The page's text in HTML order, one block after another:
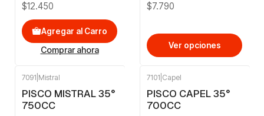
$12.450
Agregar al Carro
Comprar ahora
$7.790
Ver opciones
7091 Mistral
PISCO MISTRAL 35°
750CC
7101 Capel
PISCO CAPEL 35°
700CC